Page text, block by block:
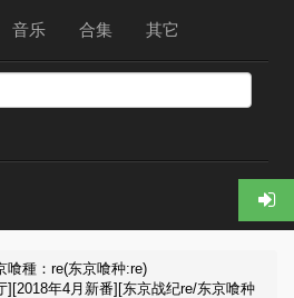
音乐 合集 其它
喰種：re(东京喰种:re)
][2018年4月新番][东京战纪re/东京喰种